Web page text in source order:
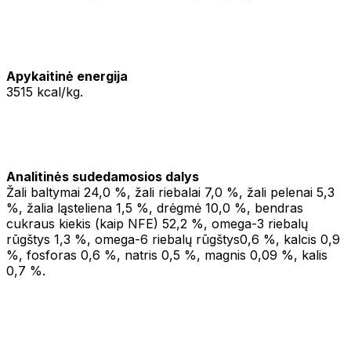
Apykaitinė energija
3515 kcal/kg.
Analitinės sudedamosios dalys
Žali baltymai 24,0 %, žali riebalai 7,0 %, žali pelenai 5,3
%, žalia ląsteliena 1,5 %, drėgmė 10,0 %, bendras
cukraus kiekis (kaip NFE) 52,2 %, omega-3 riebalų
rūgštys 1,3 %, omega-6 riebalų rūgštys0,6 %, kalcis 0,9
%, fosforas 0,6 %, natris 0,5 %, magnis 0,09 %, kalis
0,7 %.